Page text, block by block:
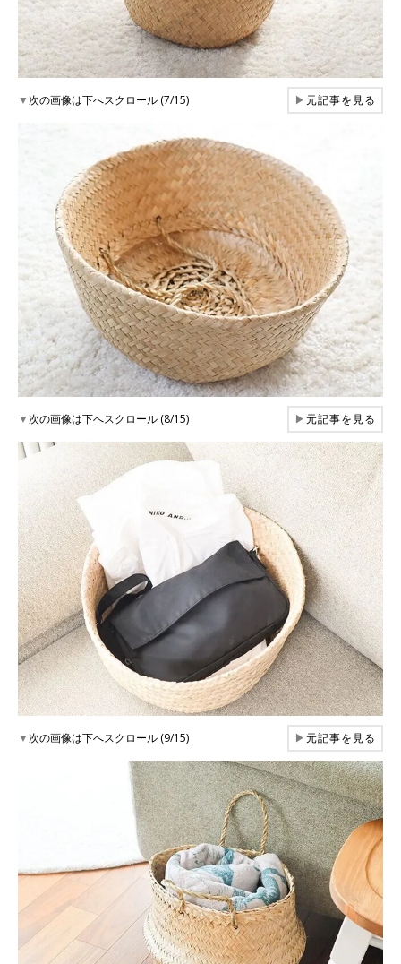
▼次の画像は下へスクロール (7/15) ▶元記事を見る
▼次の画像は下へスクロール (8/15) ▶元記事を見る
▼次の画像は下へスクロール (9/15) ▶元記事を見る